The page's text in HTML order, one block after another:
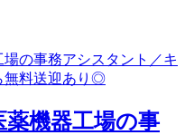
機器工場の事